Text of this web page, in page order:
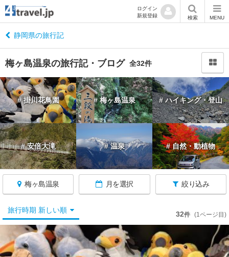
ログイン
新規登録
検索 MENU
静岡県の旅行記
梅ヶ島温泉の旅行記・ブログ 全32件
# 掛川花鳥園 # 梅ヶ島温泉 # ハイキング・登山
# 安倍大滝 # 温泉 # 自然・動植物
梅ヶ島温泉 月を選択 絞り込み
静
岡
へ
戻
る
静
岡
べ
て
岡
・
旅行時期 新しい順 32件 (1ページ目)